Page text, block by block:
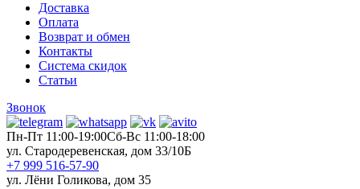
Доставка
Оплата
Возврат и обмен
Контакты
Система скидок
Статьи
Звонок
Пн-Пт 11:00-19:00Cб-Вс 11:00-18:00
ул. Стародеревенская, дом 33/10Б
+7 999 516-57-90
ул. Лёни Голикова, дом 35